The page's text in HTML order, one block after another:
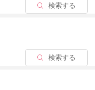
検索する
検索する